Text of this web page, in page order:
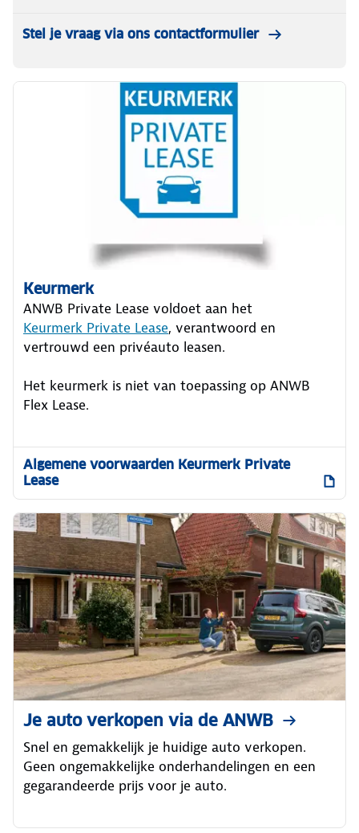
Stel je vraag via ons contactformulier
Keurmerk
ANWB Private Lease voldoet aan het
Keurmerk Private Lease, verantwoord en
vertrouwd een privéauto leasen.
Het keurmerk is niet van toepassing op ANWB
Flex Lease.
Algemene voorwaarden Keurmerk Private
Lease
Je auto verkopen via de ANWB
Snel en gemakkelijk je huidige auto verkopen.
Geen ongemakkelijke onderhandelingen en een
gegarandeerde prijs voor je auto.